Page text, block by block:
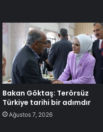
Bakan Göktaş: Terörsüz
Türkiye tarihi bir adımdır
Ağustos 7, 2026